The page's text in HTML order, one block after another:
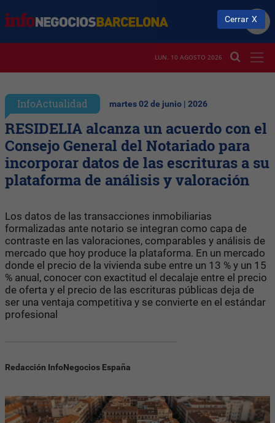
LUN. 10 AGOSTO 2026
InfoActualidad martes 02 de junio | 2026
RESIDELIA alcanza un acuerdo con el
Consejo General del Notariado para
incorporar datos de las escrituras a su
plataforma de análisis y valoración
Los datos de las transacciones inmobiliarias
formalizadas ante notario se integran como capa de
contraste en las valoraciones, comparables y análisis de
mercado que hoy produce la plataforma. En un mercado
donde el precio de la vivienda sube entre un 13 % y un 15
% anual, conocer con exactitud el decalaje entre el precio
de oferta y el precio de las escrituras públicas deja de
ser una ventaja competitiva y se convierte en el estándar
profesional
Redacción InfoNegocios España
Cerrar